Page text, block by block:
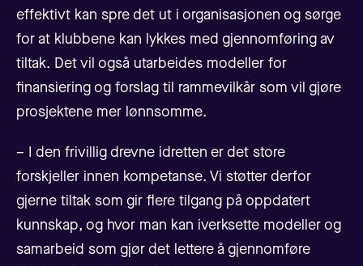
effektivt kan spre det ut i organisasjonen og sørge
for at klubbene kan lykkes med gjennomføring av
tiltak. Det vil også utarbeides modeller for
finansiering og forslag til rammevilkår som vil gjøre
prosjektene mer lønnsomme.
– I den frivillig drevne idretten er det store
forskjeller innen kompetanse. Vi støtter derfor
gjerne tiltak som gir flere tilgang på oppdatert
kunnskap, og hvor man kan iverksette modeller og
samarbeid som gjør det lettere å gjennomføre